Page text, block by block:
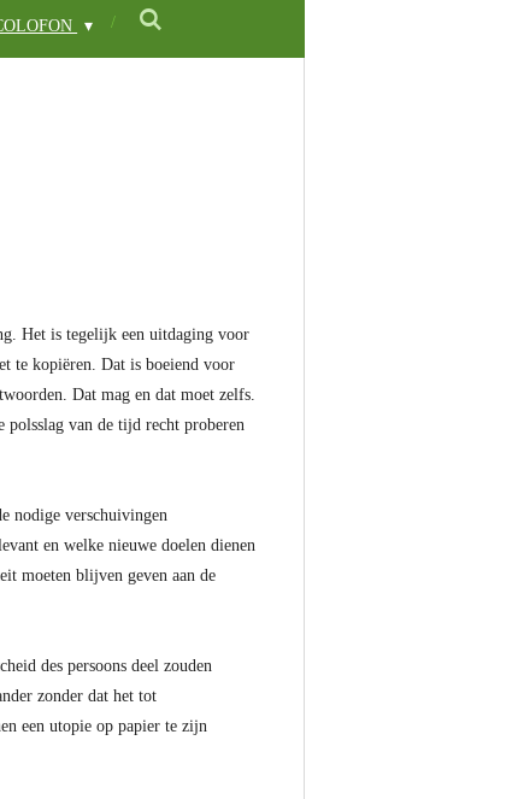
Het is tegelijk een uitdaging voor
te kopiëren. Dat is boeiend voor
Dat mag en dat moet zelfs.
polsslag van de tijd recht proberen
nodige verschuivingen
en welke nieuwe doelen dienen
moeten blijven geven aan de
des persoons deel zouden
zonder dat het tot
een utopie op papier te zijn